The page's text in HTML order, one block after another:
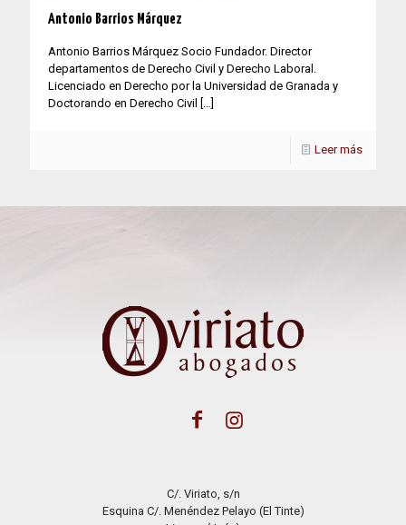
Antonio Barrios Márquez
Antonio Barrios Márquez Socio Fundador. Director
departamentos de Derecho Civil y Derecho Laboral.
Licenciado en Derecho por la Universidad de Granada y
Doctorando en Derecho Civil
[…]
Leer más
C/. Viriato, s/n
Esquina C/. Menéndez Pelayo (El Tinte)